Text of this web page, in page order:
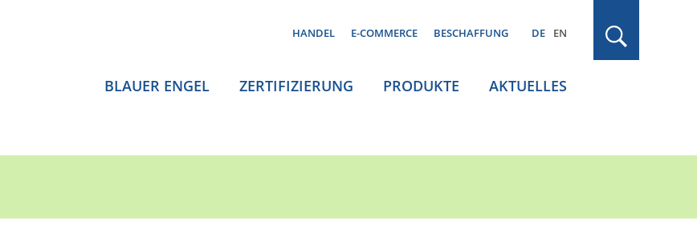
HANDEL E-COMMERCE BESCHAFFUNG DE EN
BLAUER ENGEL ZERTIFIZIERUNG PRODUKTE AKTUELLES